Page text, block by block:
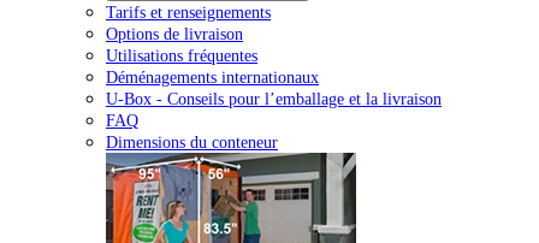
Tarifs et renseignements
Options de livraison
Utilisations fréquentes
Déménagements internationaux
U-Box - Conseils pour l’emballage et la livraison
FAQ
Dimensions du conteneur